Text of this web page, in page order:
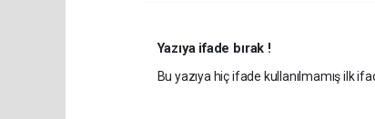
Yazıya ifade bırak !
Bu yazıya hiç ifade kullanılmamış ilk